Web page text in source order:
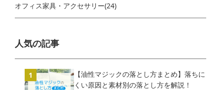
オフィス家具・アクセサリー(24)
人気の記事
【油性マジックの落とし方まとめ】落ちに
くい原因と素材別の落とし方を解説！